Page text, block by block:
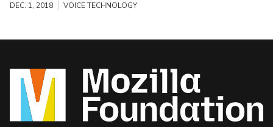
DEC. 1, 2018 VOICE TECHNOLOGY